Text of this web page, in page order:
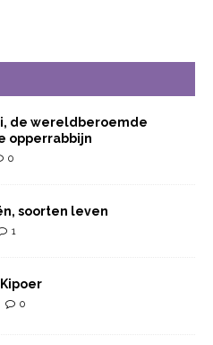
de wereldberoemde
opperrabbijn
0
soorten leven
1
0